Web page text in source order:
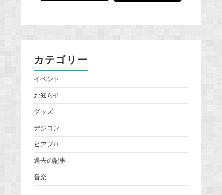
カテゴリー
イベント
お知らせ
グッズ
デジコン
ピアプロ
過去の記事
音楽